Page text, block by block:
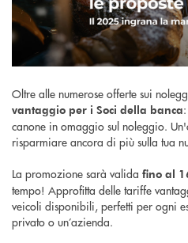
Oltre alle numerose offerte sui
vantaggio per i Soci della banca
canone in omaggio sul noleggio.
risparmiare ancora di più sulla tua
La promozione sarà valida fino al
tempo! Approfitta delle tariffe
veicoli disponibili, perfetti per ogni
privato o un’azienda.